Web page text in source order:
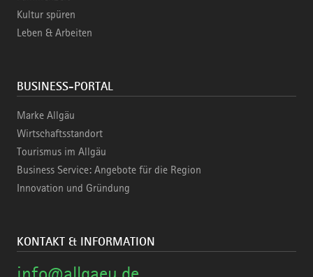
Kultur spüren
Leben & Arbeiten
BUSINESS-PORTAL
Marke Allgäu
Wirtschaftsstandort
Tourismus im Allgäu
Business Service: Angebote für die Region
Innovation und Gründung
KONTAKT & INFORMATION